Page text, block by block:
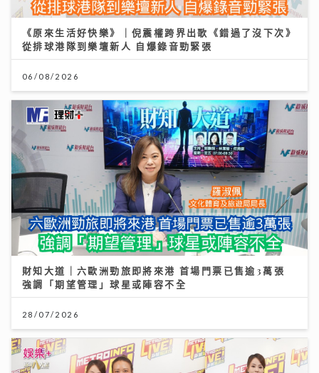
《原來生活好快樂》｜倪震權跨界出歌《錯過了沒下次》
從排球港隊到樂壇新人 自爆錄音勁緊張
06/08/2026
財知大道｜六歐洲勁旅即將來港 首場門票已售逾3萬張
強調「期望管理」球星或陣容不全
28/07/2026